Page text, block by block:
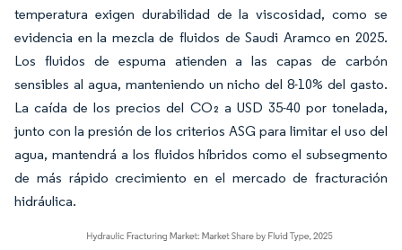
temperatura exigen durabilidad de la viscosidad, como se
evidencia en la mezcla de fluidos de Saudi Aramco en 2025.
Los fluidos de espuma atienden a las capas de carbón
sensibles al agua, manteniendo un nicho del 8-10% del gasto.
La caída de los precios del CO₂ a USD 35-40 por tonelada,
junto con la presión de los criterios ASG para limitar el uso del
agua, mantendrá a los fluidos híbridos como el subsegmento
de más rápido crecimiento en el mercado de fracturación
hidráulica.